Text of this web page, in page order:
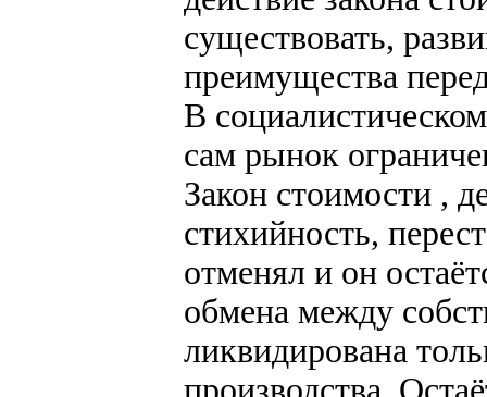
существовать,
преимущества
В
сам рынок
Закон стоимости ,
стихийность,
отменял и он
обмена между
ликвидирована